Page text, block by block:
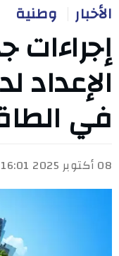
الأخبار وطنية
الإعداد
في
08 أكتوبر 2025 16:01